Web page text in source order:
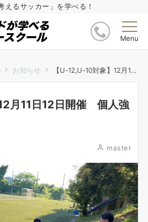
えるサッカー」を学べる！
Menu
お知らせ 【U-12,U-10対象】12月11日12日開催 個人強化試合参加者募集
月11日12日開催 個人強
master